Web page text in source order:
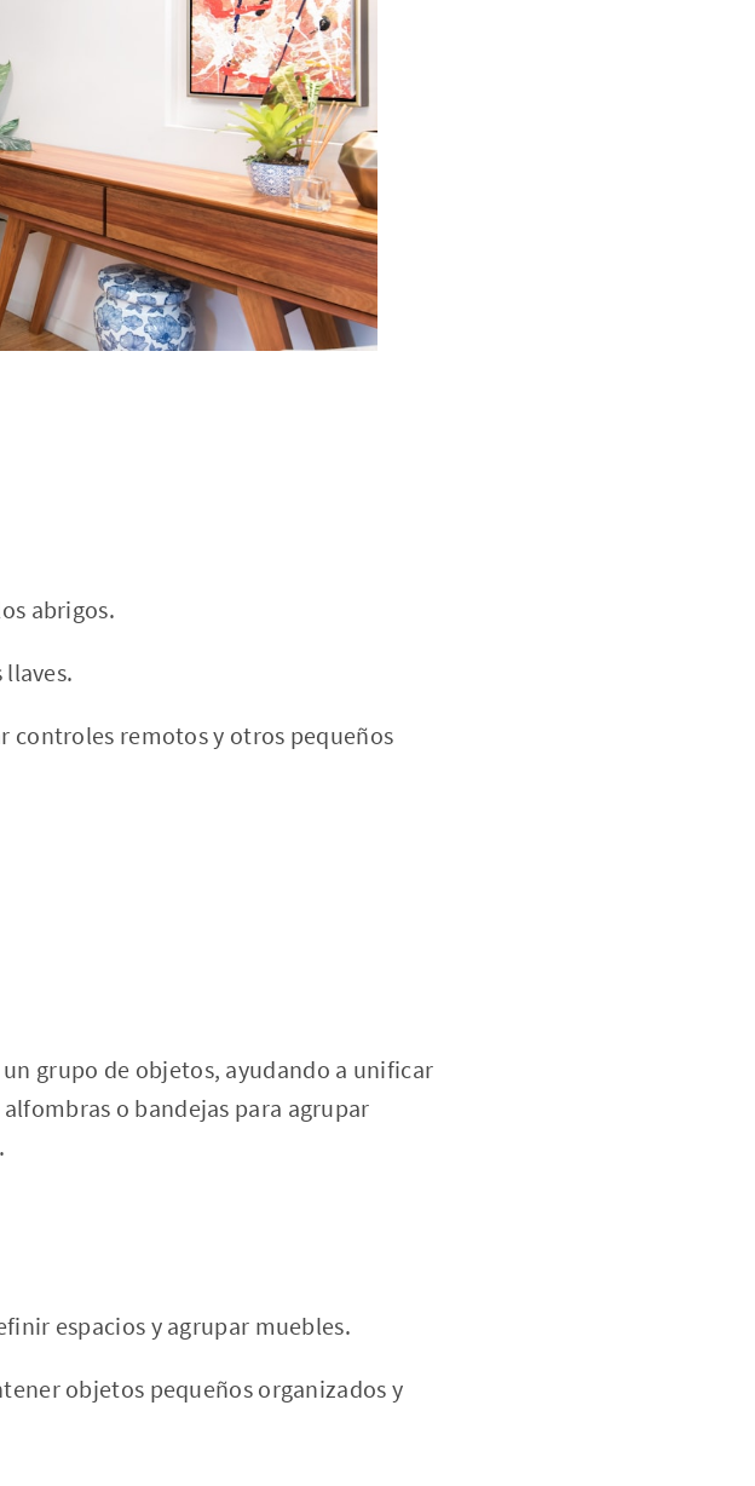
abrigos.
controles remotos y otros pequeños
grupo de objetos, ayudando a unificar
o bandejas para agrupar
espacios y agrupar muebles.
objetos pequeños organizados y